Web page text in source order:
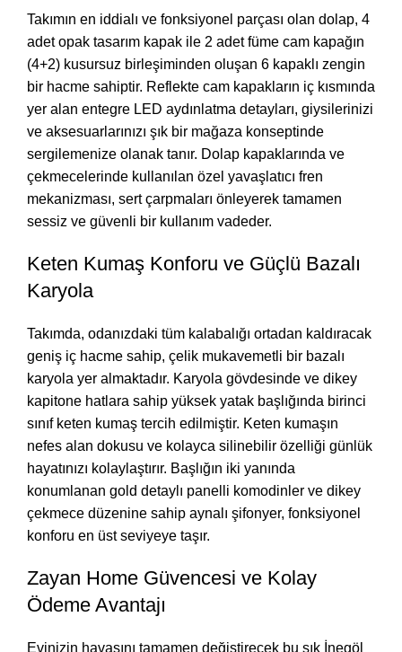
Takımın en iddialı ve fonksiyonel parçası olan dolap, 4
adet opak tasarım kapak ile 2 adet füme cam kapağın
(4+2) kusursuz birleşiminden oluşan 6 kapaklı zengin
bir hacme sahiptir. Reflekte cam kapakların iç kısmında
yer alan entegre LED aydınlatma detayları, giysilerinizi
ve aksesuarlarınızı şık bir mağaza konseptinde
sergilemenize olanak tanır. Dolap kapaklarında ve
çekmecelerinde kullanılan özel yavaşlatıcı fren
mekanizması, sert çarpmaları önleyerek tamamen
sessiz ve güvenli bir kullanım vadeder.
Keten Kumaş Konforu ve Güçlü Bazalı
Karyola
Takımda, odanızdaki tüm kalabalığı ortadan kaldıracak
geniş iç hacme sahip, çelik mukavemetli bir bazalı
karyola yer almaktadır. Karyola gövdesinde ve dikey
kapitone hatlara sahip yüksek yatak başlığında birinci
sınıf keten kumaş tercih edilmiştir. Keten kumaşın
nefes alan dokusu ve kolayca silinebilir özelliği günlük
hayatınızı kolaylaştırır. Başlığın iki yanında
konumlanan gold detaylı panelli komodinler ve dikey
çekmece düzenine sahip aynalı şifonyer, fonksiyonel
konforu en üst seviyeye taşır.
Zayan Home Güvencesi ve Kolay
Ödeme Avantajı
Evinizin havasını tamamen değiştirecek bu şık İnegöl